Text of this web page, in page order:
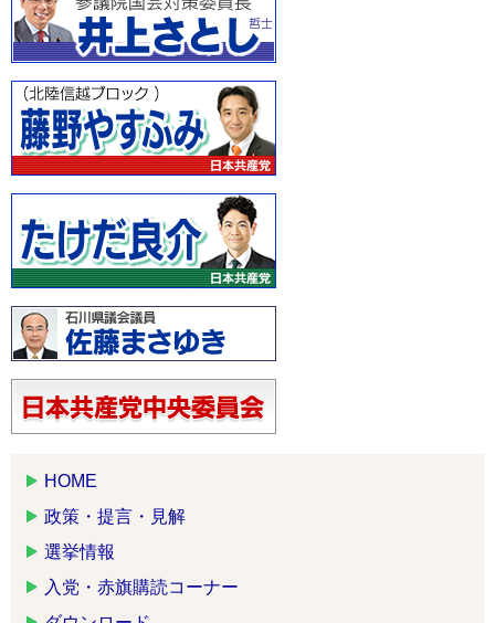
HOME
政策・提言・見解
選挙情報
入党・赤旗購読コーナー